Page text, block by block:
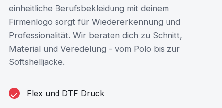
einheitliche Berufsbekleidung mit deinem
Firmenlogo sorgt für Wiedererkennung und
Professionalität. Wir beraten dich zu Schnitt,
Material und Veredelung – vom Polo bis zur
Softshelljacke.
Flex und DTF Druck